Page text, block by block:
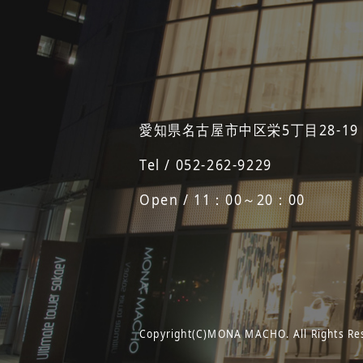
愛知県名古屋市中区栄5丁目28-
Tel / 052-262-9229
Open / 11：00～20：00
Copyright(C)MONA MACHO. All Rights